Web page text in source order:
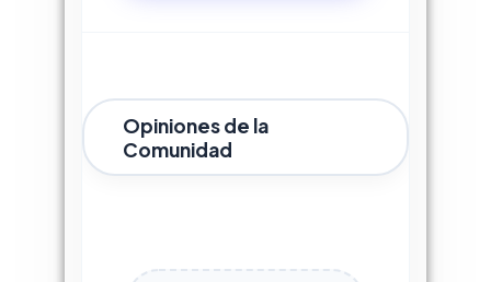
Opiniones de la
Comunidad